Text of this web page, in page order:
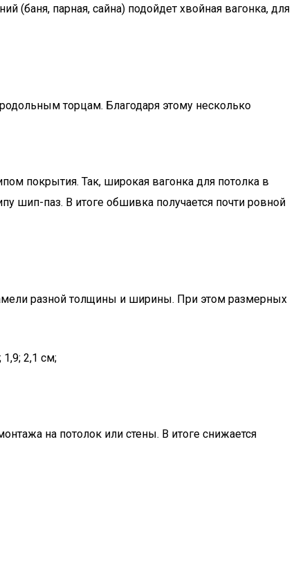
(баня, парная, сайна) подойдет хвойная вагонка, для
торцам. Благодаря этому несколько
покрытия. Так, широкая вагонка для потолка в
шип-паз. В итоге обшивка получается почти ровной
разной толщины и ширины. При этом размерных
2,1 см;
на потолок или стены. В итоге снижается